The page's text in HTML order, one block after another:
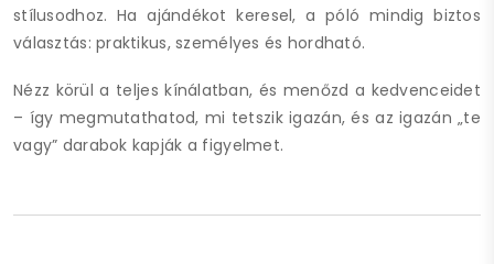
stílusodhoz. Ha ajándékot keresel, a póló mindig biztos
választás: praktikus, személyes és hordható.
Nézz körül a teljes kínálatban, és menőzd a kedvenceidet
– így megmutathatod, mi tetszik igazán, és az igazán „te
vagy” darabok kapják a figyelmet.